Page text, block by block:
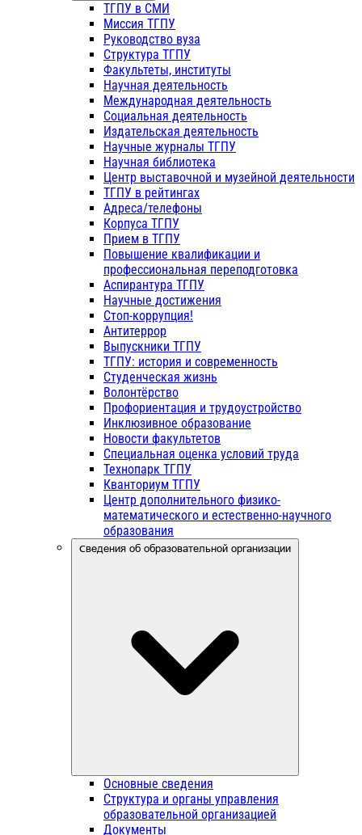
ТГПУ в СМИ
Миссия ТГПУ
Руководство вуза
Структура ТГПУ
Факультеты, институты
Научная деятельность
Международная деятельность
Социальная деятельность
Издательская деятельность
Научные журналы ТГПУ
Научная библиотека
Центр выставочной и музейной деятельности
ТГПУ в рейтингах
Адреса/телефоны
Корпуса ТГПУ
Прием в ТГПУ
Повышение квалификации и
профессиональная переподготовка
Аспирантура ТГПУ
Научные достижения
Стоп-коррупция!
Антитеррор
Выпускники ТГПУ
ТГПУ: история и современность
Студенческая жизнь
Волонтёрство
Профориентация и трудоустройство
Инклюзивное образование
Новости факультетов
Специальная оценка условий труда
Технопарк ТГПУ
Кванториум ТГПУ
Центр дополнительного физико-
математического и естественно-научного
образования
Сведения об образовательной организации
Основные сведения
Структура и органы управления
образовательной организацией
Документы